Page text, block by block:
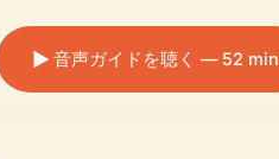
音声ガイドを聴く — 52 min